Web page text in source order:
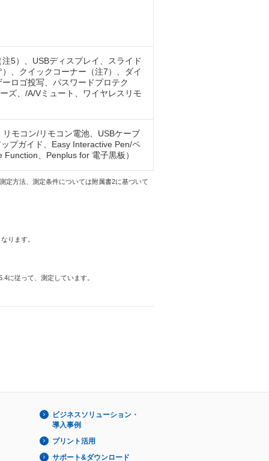
5）、USBディスプレイ、スライド
、クイックコーナー（注7）、ダイ
ロゴ投写、パスワードプロテク
ズ、/A/Vミュート、ワイヤレスリモ
モコン/リモコン電池、USBケーブ
プガイド、Easy Interactive Pen/ペ
、Penplus for 電子黒板）
定方法、測定条件については附属書2に基づいて
ります。
に従って、測定しています。
ビジネスソリューション・
導入事例
プリント活用
サポート&ダウンロード